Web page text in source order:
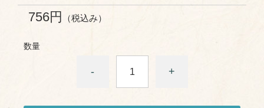
756円 （税込み）
数量
- +